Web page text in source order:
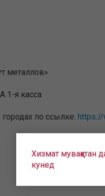
металлов»
1-я касса
по ссылке: https://
Хизмат муваққатан
кунед